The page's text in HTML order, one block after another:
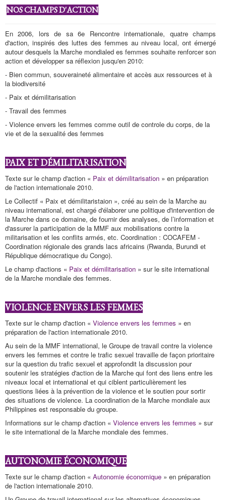
NOS CHAMPS D'ACTION
En 2006, lors de sa 6e Rencontre internationale, quatre champs
d'action, inspirés des luttes des femmes au niveau local, ont émergé
autour desquels la Marche mondialed es femmes souhaite renforcer son
action et développer sa réflexion jusqu'en 2010:
- Bien commun, souveraineté alimentaire et accès aux ressources et à
la biodiversité
- Paix et démilitarisation
- Travail des femmes
- Violence envers les femmes comme outil de controle du corps, de la
vie et de la sexualité des femmes
PAIX ET DÉMILITARISATION
Texte sur le champ d'action « Paix et démilitarisation » en préparation
de l'action internationale 2010.
Le Collectif « Paix et démilitaristaion », créé au sein de la Marche au
niveau international, est chargé d'élaborer une politique d'intervention de
la Marche dans ce domaine, de fournir des analyses, de l’information et
d'assurer la participation de la MMF aux mobilisations contre la
militarisation et les conflits armés, etc. Coordination : COCAFEM -
Coordination régionale des grands lacs africains (Rwanda, Burundi et
République démocratique du Congo).
Le champ d'actions « Paix et démilitarisation » sur le site international
de la Marche mondiale des femmes.
VIOLENCE ENVERS LES FEMMES
Texte sur le champ d'action « Violence envers les femmes » en
préparation de l'action internationale 2010.
Au sein de la MMF international, le Groupe de travail contre la violence
envers les femmes et contre le trafic sexuel travaille de façon prioritaire
sur la question du trafic sexuel et approfondit la discussion pour
soutenir les stratégies d'action de la Marche qui font des liens entre les
niveaux local et international et qui ciblent particulièrement les
questions liées à la prévention de la violence et le soutien pour sortir
des situations de violence. La coordination de la Marche mondiale aux
Philippines est responsable du groupe.
Informations sur le champ d'action « Violence envers les femmes » sur
le site international de la Marche mondiale des femmes.
AUTONOMIE ÉCONOMIQUE
Texte sur le champ d'action « Autonomie économique » en préparation
de l'action internationale 2010.